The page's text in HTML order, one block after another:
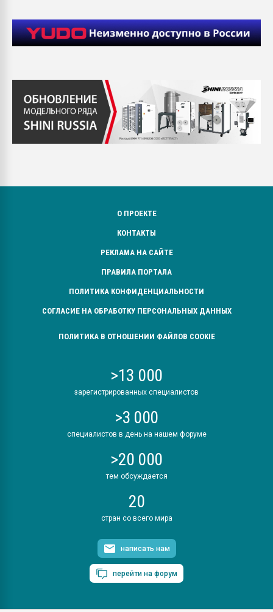
О ПРОЕКТЕ
КОНТАКТЫ
РЕКЛАМА НА САЙТЕ
ПРАВИЛА ПОРТАЛА
ПОЛИТИКА КОНФИДЕНЦИАЛЬНОСТИ
СОГЛАСИЕ НА ОБРАБОТКУ ПЕРСОНАЛЬНЫХ ДАННЫХ
ПОЛИТИКА В ОТНОШЕНИИ ФАЙЛОВ COOKIE
>13 000
зарегистрированных специалистов
>3 000
специалистов в день на нашем форуме
>20 000
тем обсуждается
20
стран со всего мира
написать нам
перейти на форум